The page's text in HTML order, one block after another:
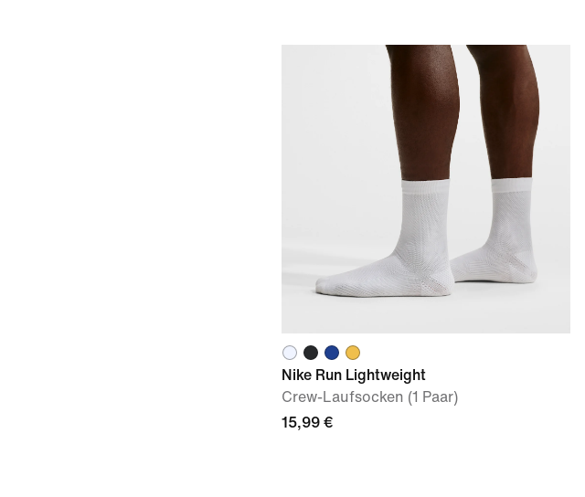
Nike Run Lightweight
Crew-Laufsocken (1 Paar)
15,99 €